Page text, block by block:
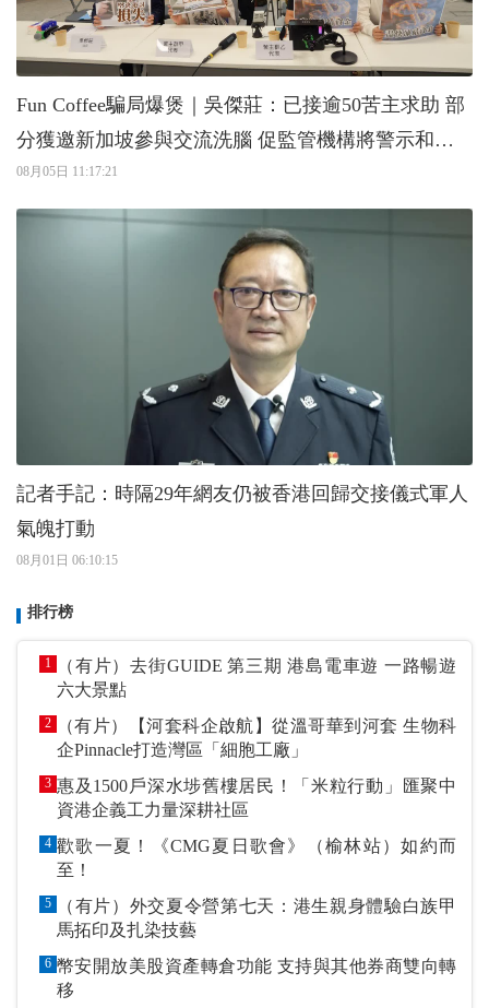
Fun Coffee騙局爆煲｜吳傑莊：已接逾50苦主求助 部
分獲邀新加坡參與交流洗腦 促監管機構將警示和凍
結資產同步執行
08月05日 11:17:21
記者手記：時隔29年網友仍被香港回歸交接儀式軍人
氣魄打動
08月01日 06:10:15
排行榜
1
（有片）去街GUIDE 第三期 港島電車遊 一路暢遊
六大景點
2
（有片）【河套科企啟航】從溫哥華到河套 生物科
企Pinnacle打造灣區「細胞工廠」
3 惠及1500戶深水埗舊樓居民！「米粒行動」匯聚中
資港企義工力量深耕社區
4 歡歌一夏！《CMG夏日歌會》（榆林站）如約而
至！
5
（有片）外交夏令營第七天：港生親身體驗白族甲
馬拓印及扎染技藝
6 幣安開放美股資產轉倉功能 支持與其他券商雙向轉
移